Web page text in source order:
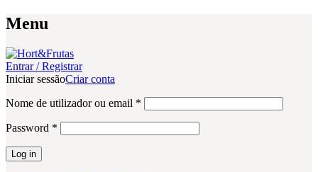
Menu
Entrar / Registrar
Iniciar sessãoCriar conta
Nome de utilizador ou email *
Password *
Log in